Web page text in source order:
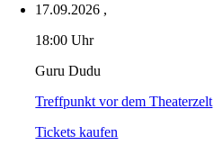
17.09.2026 ,
18:00 Uhr
Guru Dudu
Treffpunkt vor dem Theaterzelt
Tickets kaufen